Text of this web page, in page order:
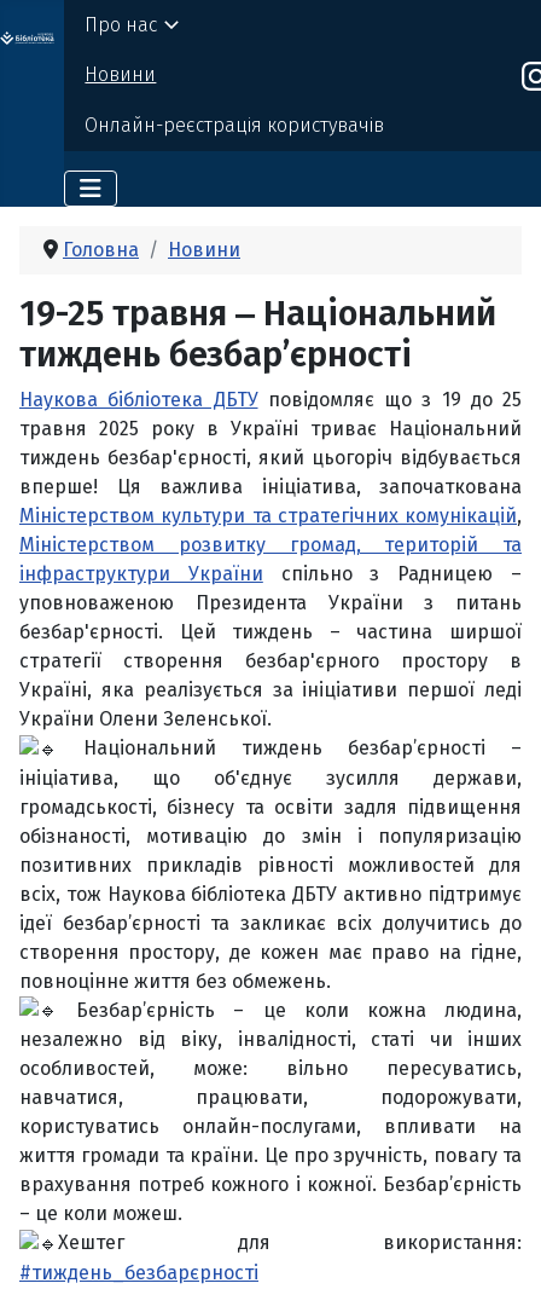
Про нас
Новини
Онлайн-реєстрація користувачів
Головна Новини
19-25 травня ‒ Національний
тиждень безбарʼєрності
Наукова бібліотека ДБТУповідомляє що з 19 до 25
травня 2025 року в Україні триває Національний
тиждень безбар'єрності, який цьогоріч відбувається
вперше! Ця важлива ініціатива, започаткована
Міністерством культури та стратегічних комунікацій,
Міністерством розвитку громад, територій та
інфраструктури України спільно з Радницею –
уповноваженою Президента України з питань
безбар'єрності. Цей тиждень – частина ширшої
стратегії створення безбар'єрного простору в
Україні, яка реалізується за ініціативи першої леді
України Олени Зеленської.
Національний тиждень безбар’єрності –
ініціатива, що об'єднує зусилля держави,
громадськості, бізнесу та освіти задля підвищення
обізнаності, мотивацію до змін і популяризацію
позитивних прикладів рівності можливостей для
всіх, тож Наукова бібліотека ДБТУ активно підтримує
ідеї безбар’єрності та закликає всіх долучитись до
створення простору, де кожен має право на гідне,
повноцінне життя без обмежень.
Безбар’єрність – це коли кожна людина,
незалежно від віку, інвалідності, статі чи інших
особливостей, може: вільно пересуватись,
навчатися, працювати, подорожувати,
користуватись онлайн-послугами, впливати на
життя громади та країни. Це про зручність, повагу та
врахування потреб кожного і кожної. Безбар’єрність
– це коли можеш.
Хештег для використання:
#тиждень_безбарєрності